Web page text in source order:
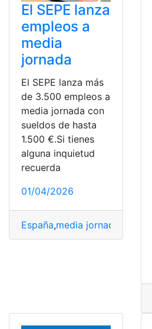
El SEPE lanza
empleos a
media
jornada
El SEPE lanza más
de 3.500 empleos a
media jornada con
sueldos de hasta
1.500 €.Si tienes
alguna inquietud
recuerda
01/04/2026
España,media jornada